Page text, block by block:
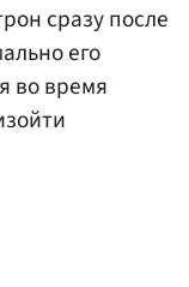
сразу после
его
во время